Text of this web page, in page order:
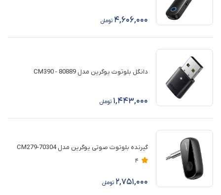
4,606,000 تومان
دانگل بلوتوث یوگرین مدل CM390 - 80889
1,443,000 تومان
گیرنده بلوتوث صوتی یوگرین مدل 70304-CM279
4
2,751,000 تومان